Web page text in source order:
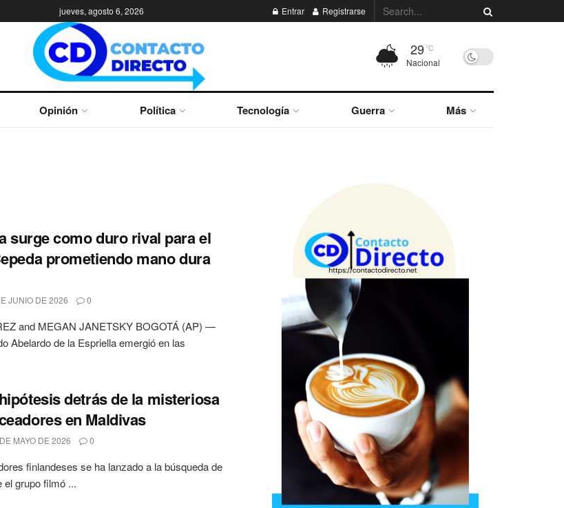
jueves, agosto 6, 2026 Entrar Registrarse
29 °C
Nacional
Opinión Política Tecnología Guerra Más
surge como duro rival para el
prometiendo mano dura
JUNIO DE 2026 0
and MEGAN JANETSKY BOGOTÁ (AP) —
Abelardo de la Espriella emergió en las
detrás de la misteriosa
en Maldivas
MAYO DE 2026 0
finlandeses se ha lanzado a la búsqueda de
el grupo filmó ...